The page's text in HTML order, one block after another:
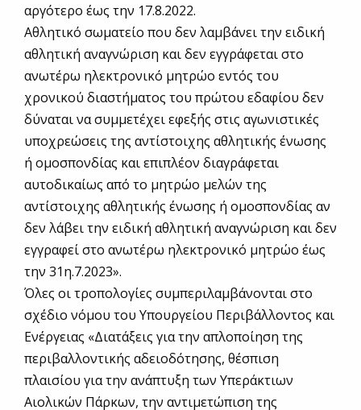
αργότερο έως την 17.8.2022.
Αθλητικό σωματείο που δεν λαμβάνει την ειδική
αθλητική αναγνώριση και δεν εγγράφεται στο
ανωτέρω ηλεκτρονικό μητρώο εντός του
χρονικού διαστήματος του πρώτου εδαφίου δεν
δύναται να συμμετέχει εφεξής στις αγωνιστικές
υποχρεώσεις της αντίστοιχης αθλητικής ένωσης
ή ομοσπονδίας και επιπλέον διαγράφεται
αυτοδικαίως από το μητρώο μελών της
αντίστοιχης αθλητικής ένωσης ή ομοσπονδίας αν
δεν λάβει την ειδική αθλητική αναγνώριση και δεν
εγγραφεί στο ανωτέρω ηλεκτρονικό μητρώο έως
την 31η.7.2023».
Όλες οι τροπολογίες συμπεριλαμβάνονται στο
σχέδιο νόμου του Υπουργείου Περιβάλλοντος και
Ενέργειας «Διατάξεις για την απλοποίηση της
περιβαλλοντικής αδειοδότησης, θέσπιση
πλαισίου για την ανάπτυξη των Υπεράκτιων
Αιολικών Πάρκων, την αντιμετώπιση της